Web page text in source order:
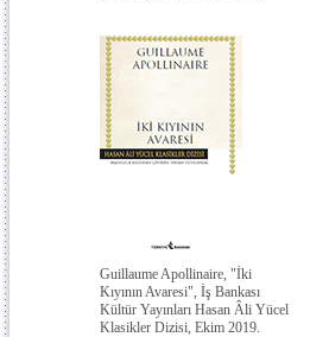
Guillaume Apollinaire, "İki
Kıyının Avaresi", İş Bankası
Kültür Yayınları Hasan Âli Yücel
Klasikler Dizisi, Ekim 2019.